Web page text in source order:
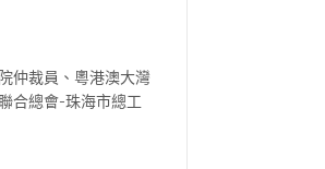
仲裁員、粵港澳大灣
合總會-珠海市總工